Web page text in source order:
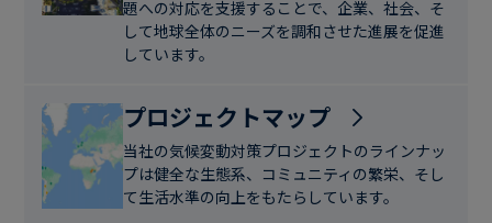
料
ス
テ
ナ
ブ
ス
ス
デ
ィ
ニ
題への対応を支援することで、企業、社会、そ
して地球全体のニーズを調和させた進展を促進
しています。
プロジェクトマップ
当社の気候変動対策プロジェクトのラインナッ
プは健全な生態系、コミュニティの繁栄、そし
て生活水準の向上をもたらしています。